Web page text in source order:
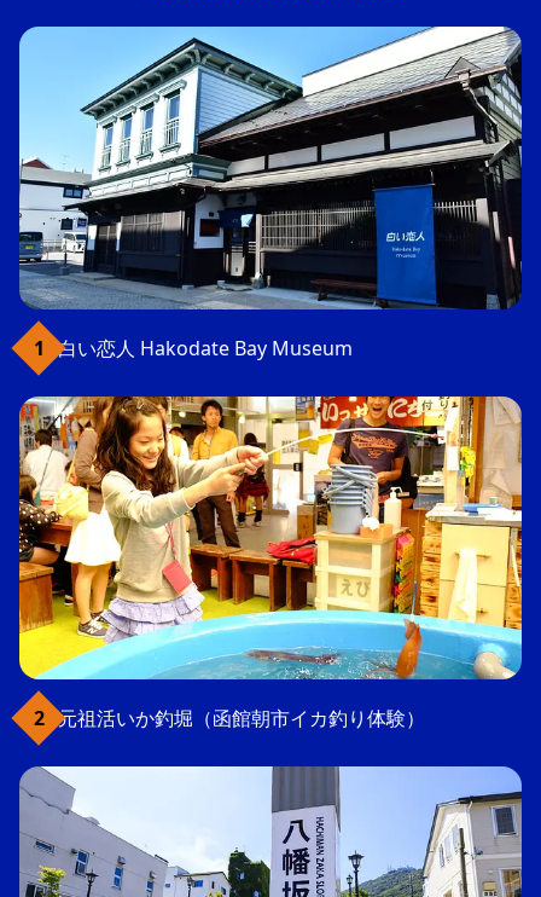
白い恋人 Hakodate Bay Museum
元祖活いか釣堀（函館朝市イカ釣り体験）